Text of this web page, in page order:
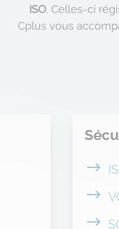
ISO. Celles-ci
Cplus vous
$
$
$